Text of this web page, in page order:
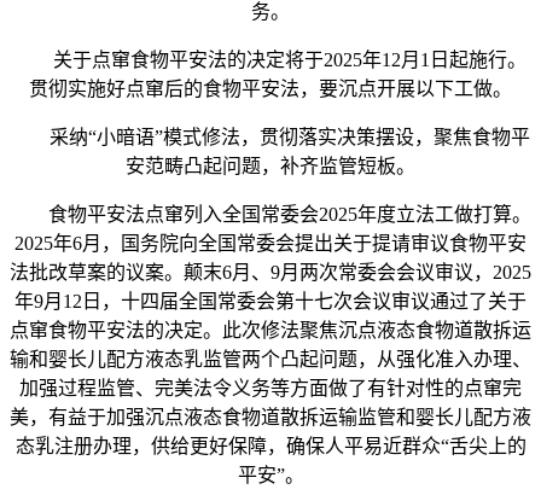
务。
关于点窜食物平安法的决定将于2025年12月1日起施行。
贯彻实施好点窜后的食物平安法，要沉点开展以下工做。
采纳“小暗语”模式修法，贯彻落实决策摆设，聚焦食物平
安范畴凸起问题，补齐监管短板。
食物平安法点窜列入全国常委会2025年度立法工做打算。
2025年6月，国务院向全国常委会提出关于提请审议食物平安
法批改草案的议案。颠末6月、9月两次常委会会议审议，2025
年9月12日，十四届全国常委会第十七次会议审议通过了关于
点窜食物平安法的决定。此次修法聚焦沉点液态食物道散拆运
输和婴长儿配方液态乳监管两个凸起问题，从强化准入办理、
加强过程监管、完美法令义务等方面做了有针对性的点窜完
美，有益于加强沉点液态食物道散拆运输监管和婴长儿配方液
态乳注册办理，供给更好保障，确保人平易近群众“舌尖上的
平安”。